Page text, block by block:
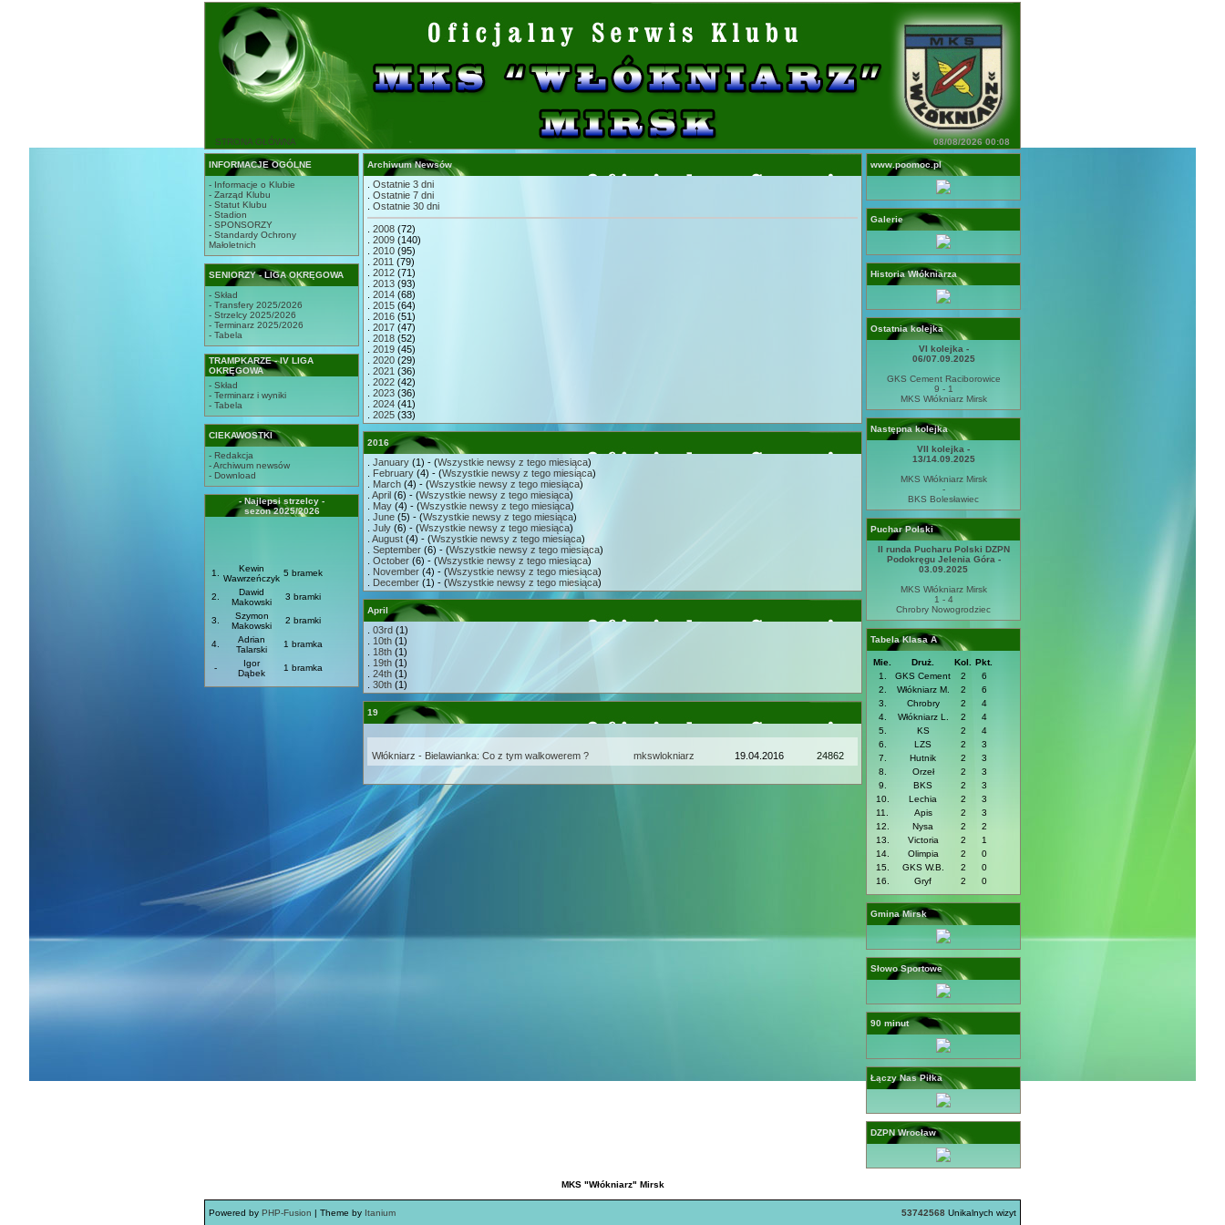
STRONA GŁÓWNA 08/08/2026 00:08
INFORMACJE OGÓLNE
- Informacje o Klubie
- Zarząd Klubu
- Statut Klubu
- Stadion
- SPONSORZY
- Standardy Ochrony
Małoletnich
SENIORZY - LIGA OKRĘGOWA
- Skład
- Transfery 2025/2026
- Strzelcy 2025/2026
- Terminarz 2025/2026
- Tabela
TRAMPKARZE - IV LIGA
OKRĘGOWA
- Skład
- Terminarz i wyniki
- Tabela
CIEKAWOSTKI
- Redakcja
- Archiwum newsów
- Download
- Najlepsi strzelcy -
sezon 2025/2026
1.
Kewin
Wawrzeńczyk
5 bramek
2.
Dawid
Makowski
3 bramki
3.
Szymon
Makowski
2 bramki
4.
Adrian
Talarski
1 bramka
-
Igor
Dąbek
1 bramka
Archiwum Newsów
Ostatnie 3 dni
Ostatnie 7 dni
Ostatnie 30 dni
2008 (72)
2009 (140)
2010 (95)
2011 (79)
2012 (71)
2013 (93)
2014 (68)
2015 (64)
2016 (51)
2017 (47)
2018 (52)
2019 (45)
2020 (29)
2021 (36)
2022 (42)
2023 (36)
2024 (41)
2025 (33)
2016
January (1) - (Wszystkie newsy z tego miesiąca)
February (4) - (Wszystkie newsy z tego miesiąca)
March (4) - (Wszystkie newsy z tego miesiąca)
April (6) - (Wszystkie newsy z tego miesiąca)
May (4) - (Wszystkie newsy z tego miesiąca)
June (5) - (Wszystkie newsy z tego miesiąca)
July (6) - (Wszystkie newsy z tego miesiąca)
August (4) - (Wszystkie newsy z tego miesiąca)
September (6) - (Wszystkie newsy z tego miesiąca)
October (6) - (Wszystkie newsy z tego miesiąca)
November (4) - (Wszystkie newsy z tego miesiąca)
December (1) - (Wszystkie newsy z tego miesiąca)
April
03rd (1)
10th (1)
18th (1)
19th (1)
24th (1)
30th (1)
19
Włókniarz - Bielawianka: Co z tym walkowerem ? mkswlokniarz 19.04.2016 24862
www.poomoc.pl
Galerie
Historia Włókniarza
Ostatnia kolejka
VI kolejka -
06/07.09.2025
GKS Cement Raciborowice
9 - 1
MKS Włókniarz Mirsk
Następna kolejka
VII kolejka -
13/14.09.2025
MKS Włókniarz Mirsk
-
BKS Bolesławiec
Puchar Polski
II runda Pucharu Polski DZPN
Podokręgu Jelenia Góra -
03.09.2025
MKS Włókniarz Mirsk
1 - 4
Chrobry Nowogrodziec
Tabela Klasa A
Mie. Druż. Kol.
Pkt.
1.
GKS Cement 2
6
2.
Włókniarz M. 2
6
3.
Chrobry 2
4
4.
Włókniarz L. 2
4
5.
KS 2
4
6.
LZS 2
3
7.
Hutnik 2
3
8.
Orzeł 2
3
9.
BKS 2
3
10.
Lechia 2
3
11.
Apis 2
3
12.
Nysa 2
2
13.
Victoria 2
1
14.
Olimpia 2
0
15.
GKS W.B. 2
0
16.
Gryf 2 0
Gmina Mirsk
Słowo Sportowe
90 minut
Łączy Nas Piłka
DZPN Wrocław
MKS "Włókniarz" Mirsk
Powered by PHP-Fusion | Theme by Itanium 53742568 Unikalnych wizyt